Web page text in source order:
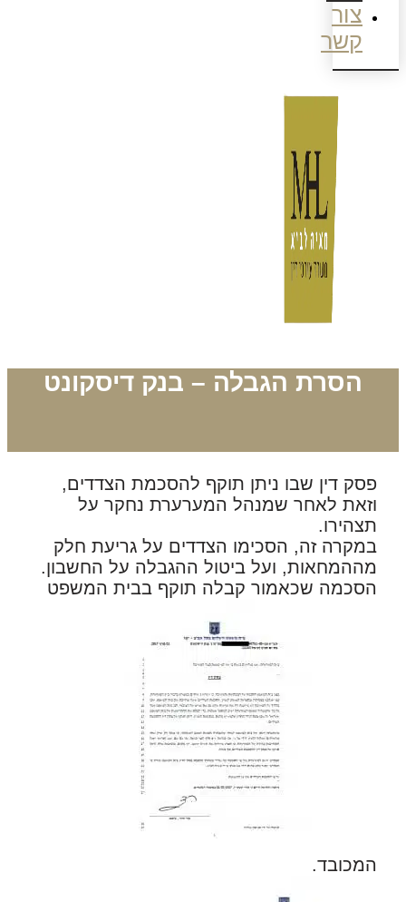
צור
קשר
הסרת הגבלה – בנק דיסקונט
פסק דין שבו ניתן תוקף להסכמת הצדדים,
וזאת לאחר שמנהל המערערת נחקר על
תצהירו.
במקרה זה, הסכימו הצדדים על גריעת חלק
מההמחאות, ועל ביטול ההגבלה על החשבון.
הסכמה שכאמור קבלה תוקף בבית המשפט
המכובד.